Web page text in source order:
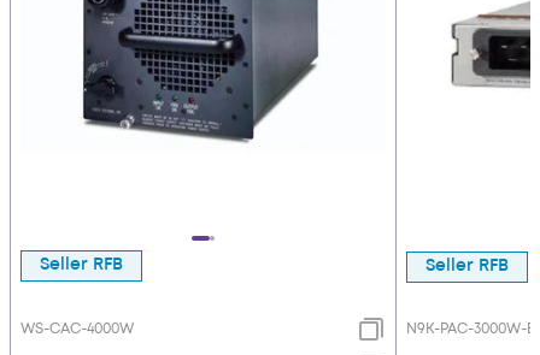
Seller RFB
WS-CAC-4000W
Seller RFB
N9K-PAC-3000W-B